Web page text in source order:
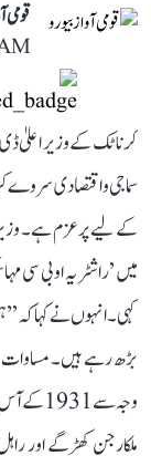
قومی
کرناٹک کے وزیر اعلیٰ
سماجی و اقتصادی سروے
کہی۔ انہوں نے کہا
بڑھ رہے ہیں۔
وجہ سے
ملکارجن کھڑگے اور